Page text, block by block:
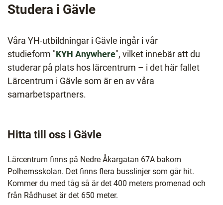
Studera i Gävle
Våra YH-utbildningar i Gävle ingår i vår
studieform "KYH Anywhere", vilket innebär att du
studerar på plats hos lärcentrum – i det här fallet
Lärcentrum i Gävle som är en av våra
samarbetspartners.
Hitta till oss i Gävle
Lärcentrum finns på Nedre Åkargatan 67A bakom
Polhemsskolan. Det finns flera busslinjer som går hit.
Kommer du med tåg så är det 400 meters promenad och
från Rådhuset är det 650 meter.